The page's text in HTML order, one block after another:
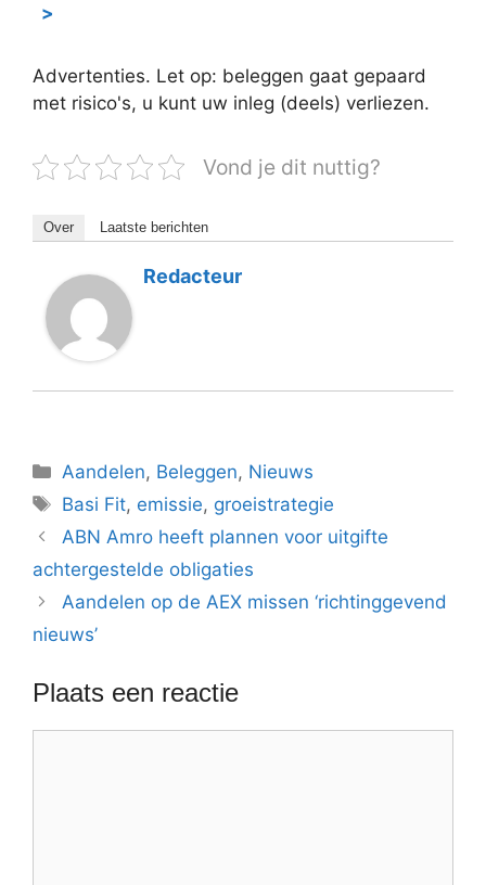
>
Advertenties. Let op: beleggen gaat gepaard
met risico's, u kunt uw inleg (deels) verliezen.
Vond je dit nuttig?
Over Laatste berichten
Redacteur
Categorieën
Aandelen, Beleggen, Nieuws
Tags
Basi Fit, emissie, groeistrategie
ABN Amro heeft plannen voor uitgifte
achtergestelde obligaties
Aandelen op de AEX missen ‘richtinggevend
nieuws’
Plaats een reactie